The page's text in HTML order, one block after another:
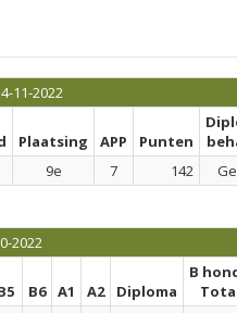
11-2022
Plaatsing APP Punten
9e 7 142
2022
B6 A1 A2 Diploma
B